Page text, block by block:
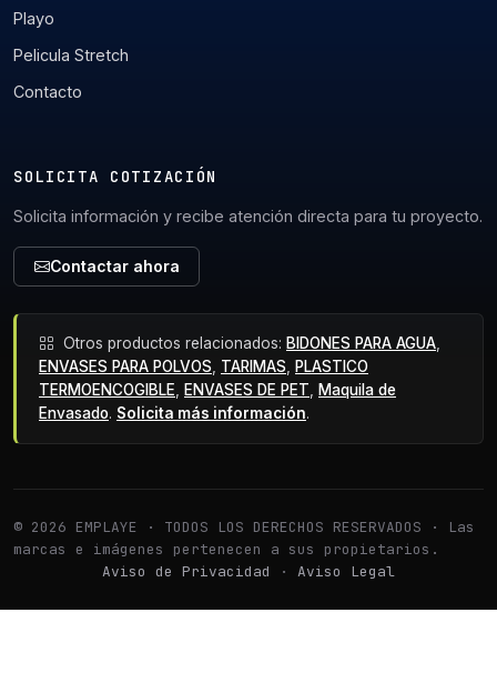
Playo
Pelicula Stretch
Contacto
SOLICITA COTIZACIÓN
Solicita información y recibe atención directa para tu proyecto.
Contactar ahora
Otros productos relacionados: BIDONES PARA AGUA,
ENVASES PARA POLVOS, TARIMAS, PLASTICO
TERMOENCOGIBLE, ENVASES DE PET, Maquila de
Envasado. Solicita más información.
© 2026 EMPLAYE · TODOS LOS DERECHOS RESERVADOS · Las
marcas e imágenes pertenecen a sus propietarios.
Aviso de Privacidad
· Aviso Legal